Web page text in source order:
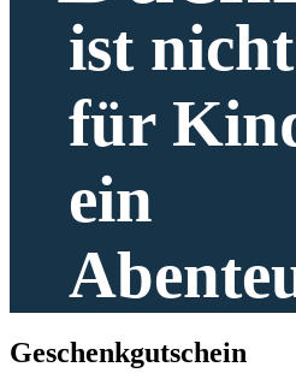
ist
für
ein
Geschenk­gutschein